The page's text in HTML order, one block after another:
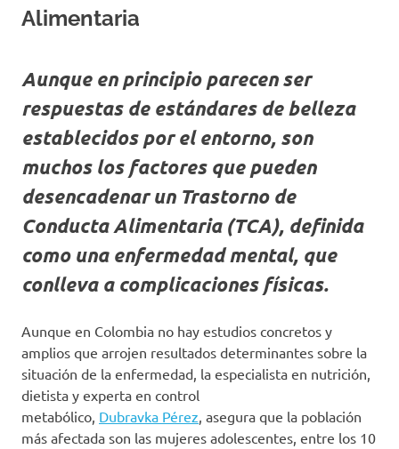
Alimentaria
Aunque en principio parecen ser
respuestas de estándares de belleza
establecidos por el entorno, son
muchos los factores que pueden
desencadenar un Trastorno de
Conducta Alimentaria (TCA), definida
como una enfermedad mental, que
conlleva a complicaciones físicas.
Aunque en Colombia no hay estudios concretos y
amplios que arrojen resultados determinantes sobre la
situación de la enfermedad, la especialista en nutrición,
dietista y experta en control
metabólico, Dubravka Pérez, asegura que la población
más afectada son las mujeres adolescentes, entre los 10